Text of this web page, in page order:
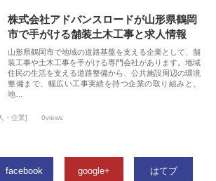
株式会社アドバンスロードが山形県鶴岡
市で手がける舗装土木工事と求人情報
山形県鶴岡市で地域の道路基盤を支える企業として、舗
装工事や土木工事を手がける専門会社があります。地域
住民の生活を支える道路整備から、公共施設周辺の環境
整備まで、幅広い工事実績を持つ企業の取り組みと、
地…
・企業] 0views
facebook google+ はてブ